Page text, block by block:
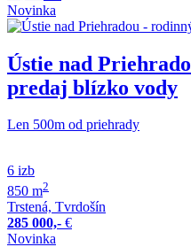
Novinka
Ústie nad
predaj blízko vody
Len 500m od priehrady
6 izb
850 m2
Trstená, Tvrdošín
285 000,- €
Novinka